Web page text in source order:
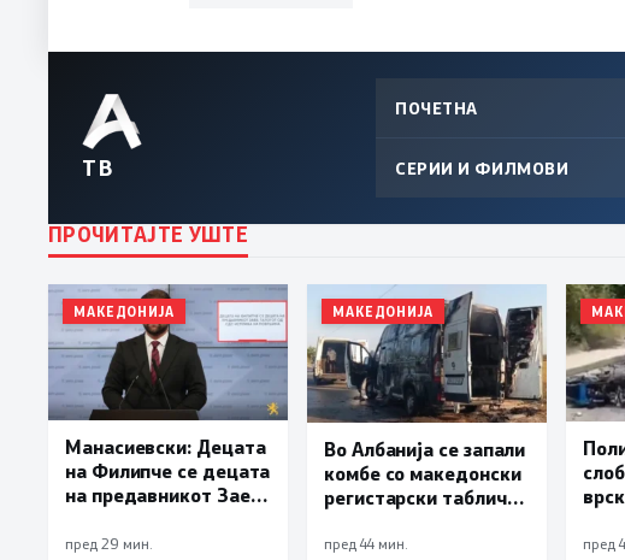
ТВ
ПОЧЕТНА
СЕРИИ И ФИЛМОВИ
ПРОЧИТАЈТЕ УШТЕ
МАКЕДОНИЈА
Манасиевски: Децата
на Филипче се децата
на предавникот Заев,
исплива на површина
пред 29 мин.
МАКЕДОНИЈА
Во Албанија се запали
комбе со македонски
регистарски таблички
пилиња
пред 44 мин. пред